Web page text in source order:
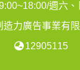
週六
造力廣告事業有
12905115